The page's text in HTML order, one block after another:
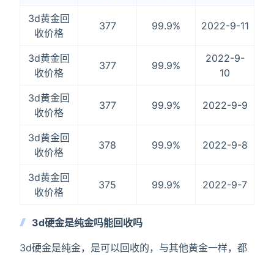
3d黄金回
收价格
377 99.9% 2022-9-11
3d黄金回
收价格
377 99.9%
2022-9-
10
3d黄金回
收价格
377 99.9% 2022-9-9
3d黄金回
收价格
378 99.9% 2022-9-8
3d黄金回
收价格
375 99.9% 2022-9-7
3d硬金是纯金吗能回收吗
3d硬金是纯金，是可以回收的，与其他黄金一样，都